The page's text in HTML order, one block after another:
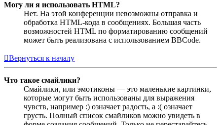
Могу ли я использовать HTML?
Нет. На этой конференции невозможны отправка и
обработка HTML-кода в сообщениях. Большая часть
возможностей HTML по форматированию сообщений
может быть реализована с использованием BBCode.
Вернуться к началу
Что такое смайлики?
Смайлики, или эмотиконы — это маленькие картинки,
которые могут быть использованы для выражения
чувств, например :) означает радость, а :( означает
грусть. Полный список смайликов можно увидеть в